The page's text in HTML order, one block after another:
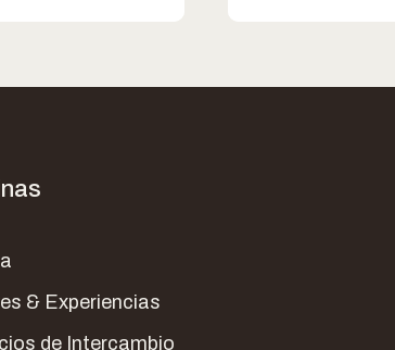
& Experiencias
de Intercambio